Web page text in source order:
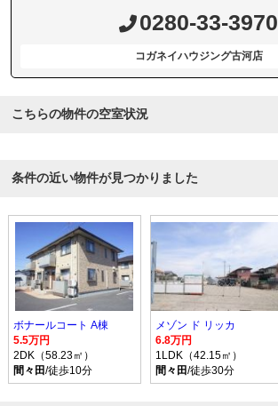
0280-33-3970
コガネイハウジング古河店
こちらの物件の空室状況
条件の近い物件が見つかりました
ボナールコート A棟
5.5万円
2DK（58.23㎡）
間々田/徒歩10分
メゾン ド リッカ
6.8万円
1LDK（42.15㎡）
間々田/徒歩30分